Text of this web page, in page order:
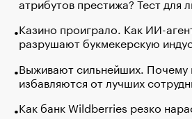
Казино проиграло. Как ИИ-
разрушают букмекерскую
Выживают сильнейших. Почему
избавляются от лучших
Как банк Wildberries резко